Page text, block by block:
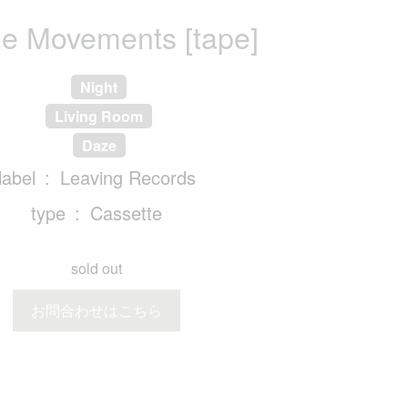
Movements [tape]
Night
Living Room
Daze
Leaving Records
type
Cassette
sold out
お問合わせはこちら